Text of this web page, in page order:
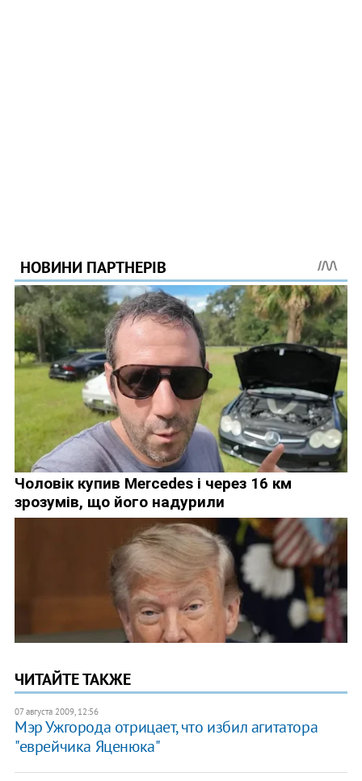
ЧИТАЙТЕ ТАКЖЕ
07 августа 2009, 12:56
Мэр Ужгорода отрицает, что избил агитатора
"еврейчика Яценюка"